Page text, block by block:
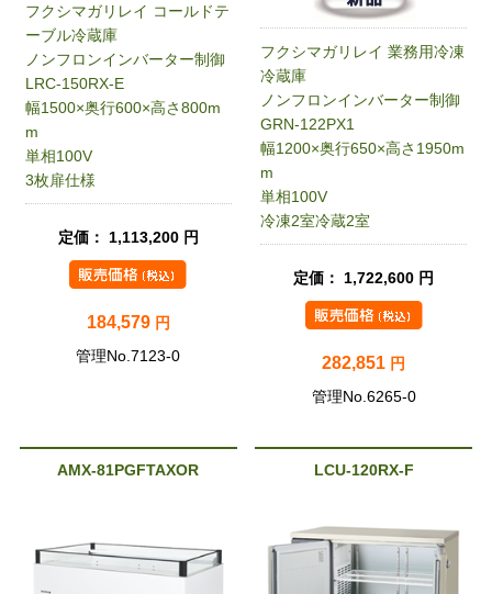
フクシマガリレイ コールドテ
ーブル冷蔵庫
ノンフロンインバーター制御
LRC-150RX-E
幅1500×奥行600×高さ800m
m
単相100V
3枚扉仕様
定価： 1,113,200 円
184,579 円
管理No.7123-0
フクシマガリレイ 業務用冷凍
冷蔵庫
ノンフロンインバーター制御
GRN-122PX1
幅1200×奥行650×高さ1950m
m
単相100V
冷凍2室冷蔵2室
定価： 1,722,600 円
282,851 円
管理No.6265-0
AMX-81PGFTAXOR LCU-120RX-F